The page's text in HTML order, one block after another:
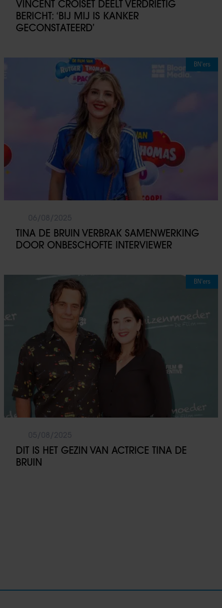
VINCENT CROISET DEELT VERDRIETIG
BERICHT: ‘BIJ MIJ IS KANKER
GECONSTATEERD’
BN'ers
TINA DE BRUIN VERBRAK SAMENWERKING
DOOR ONBESCHOFTE INTERVIEWER
BN'ers
DIT IS HET GEZIN VAN ACTRICE TINA DE
BRUIN